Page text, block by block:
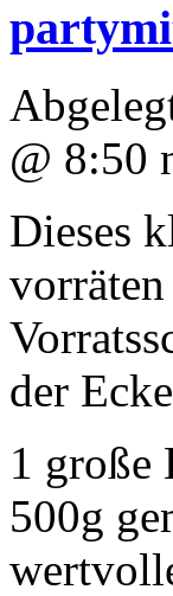
@ 8:50
Dieses
der
1 große
500g